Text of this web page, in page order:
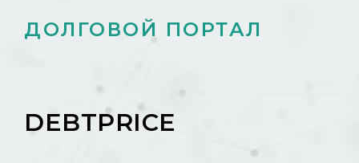
ДОЛГОВОЙ ПОРТАЛ
DEBTPRICE